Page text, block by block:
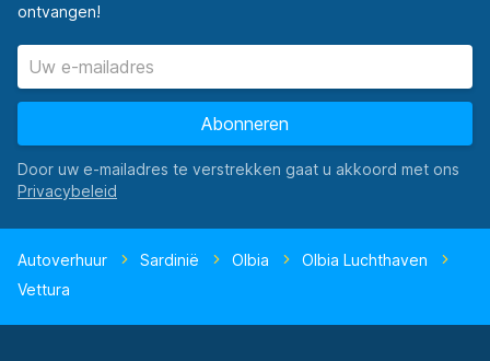
ontvangen!
Abonneren
Door uw e-mailadres te verstrekken gaat u akkoord met ons
Autoverhuur Sardinië Olbia
Olbia Luchthaven
Vettura